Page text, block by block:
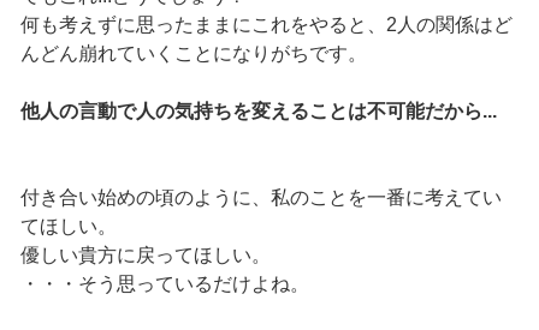
何も考えずに思ったままにこれをやると、2人の関係はど
んどん崩れていくことになりがちです。
他人の言動で人の気持ちを変えることは不可能だから...
付き合い始めの頃のように、私のことを一番に考えてい
てほしい。
優しい貴方に戻ってほしい。
・・・そう思っているだけよね。